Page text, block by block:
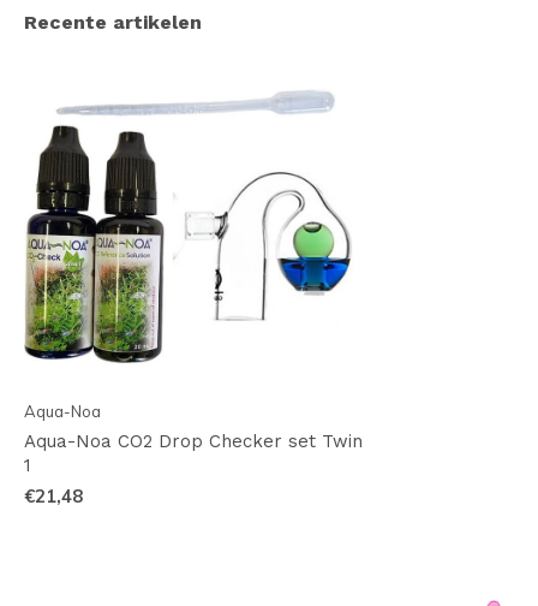
Recente artikelen
Aqua-Noa
Aqua-Noa CO2 Drop Checker set Twin
1
€21,48